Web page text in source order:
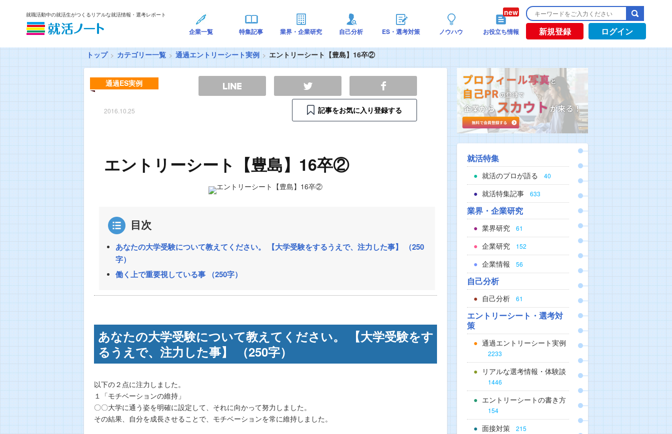
就職活動中の就活生がつくるリアルな就活情報・選考レポート
企業一覧 特集記事 業界・企業研究 自己分析 ES・選考対策 ノウハウ お役立ち情報 新規登録 ログイン
トップ カテゴリー一覧 通過エントリーシート実例 エントリーシート【豊島】16卒②
通過ES実例
2016.10.25 記事をお気に入り登録する
エントリーシート【豊島】16卒②
目次
あなたの大学受験について教えてください。 【大学受験をするうえで、注力した事】 （250
字）
働く上で重要視している事 （250字）
あなたの大学受験について教えてください。 【大学受験をす
るうえで、注力した事】 （250字）
以下の２点に注力しました。
１「モチベーションの維持」
〇〇大学に通う姿を明確に設定して、それに向かって努力しました。
その結果、自分を成長させることで、モチベーションを常に維持しました。
就活特集
就活のプロが語る 40
就活特集記事 633
業界・企業研究
業界研究 61
企業研究 152
企業情報 56
自己分析
自己分析 61
エントリーシート・選考対
策
通過エントリーシート実例
2233
リアルな選考情報・体験談
1446
エントリーシートの書き方
154
面接対策 215